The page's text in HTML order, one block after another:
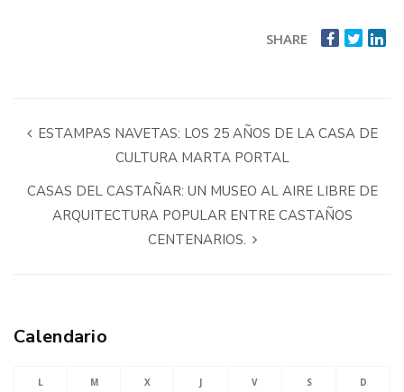
SHARE
ESTAMPAS NAVETAS: LOS 25 AÑOS DE LA CASA DE
CULTURA MARTA PORTAL
CASAS DEL CASTAÑAR: UN MUSEO AL AIRE LIBRE DE
ARQUITECTURA POPULAR ENTRE CASTAÑOS
CENTENARIOS.
Calendario
L M X J V S D